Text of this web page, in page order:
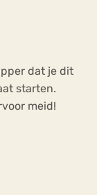
dat je dit
starten.
meid!